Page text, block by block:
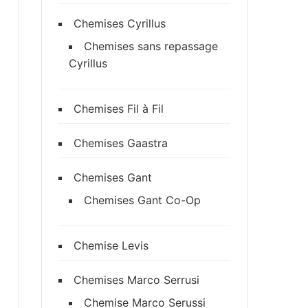
Chemises Cyrillus
Chemises sans repassage
Cyrillus
Chemises Fil à Fil
Chemises Gaastra
Chemises Gant
Chemises Gant Co-Op
Chemise Levis
Chemises Marco Serrusi
Chemise Marco Serussi